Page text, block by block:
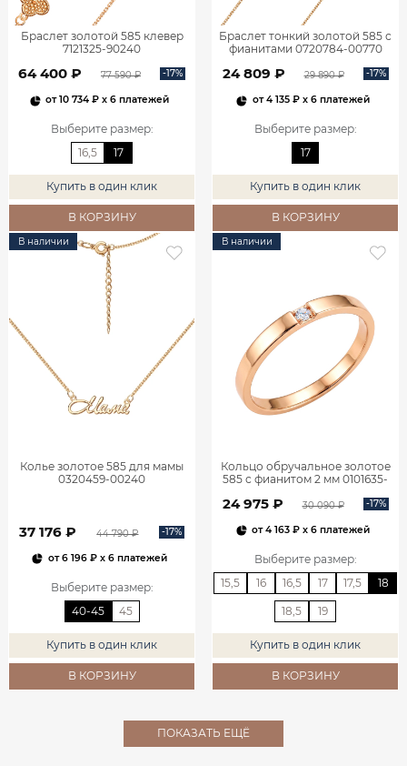
Браслет золотой 585 клевер
7121325-90240
64 400 ₽ 77 590 ₽ -17%
от10 734 ₽ x 6 платежей
Выберите размер:
16,5
17
Купить в один клик
В КОРЗИНУ
Браслет тонкий золотой 585 с
фианитами 0720784-00770
24 809 ₽ 29 890 ₽ -17%
от4 135 ₽x 6 платежей
Выберите размер:
17
Купить в один клик
В КОРЗИНУ
В наличии
Колье золотое 585 для мамы
0320459-00240
37 176 ₽ 44 790 ₽ -17%
от6 196 ₽x 6 платежей
Выберите размер:
40-45
45
Купить в один клик
В КОРЗИНУ
В наличии
Кольцо обручальное золотое
585 с фианитом 2 мм 0101635-
24 975 ₽ 30 090 ₽ -17%
от4 163 ₽ x 6 платежей
Выберите размер:
15,5
16 16,5 17 17,5 18
18,5 19
Купить в один клик
В КОРЗИНУ
ПОКАЗАТЬ ЕЩЁ